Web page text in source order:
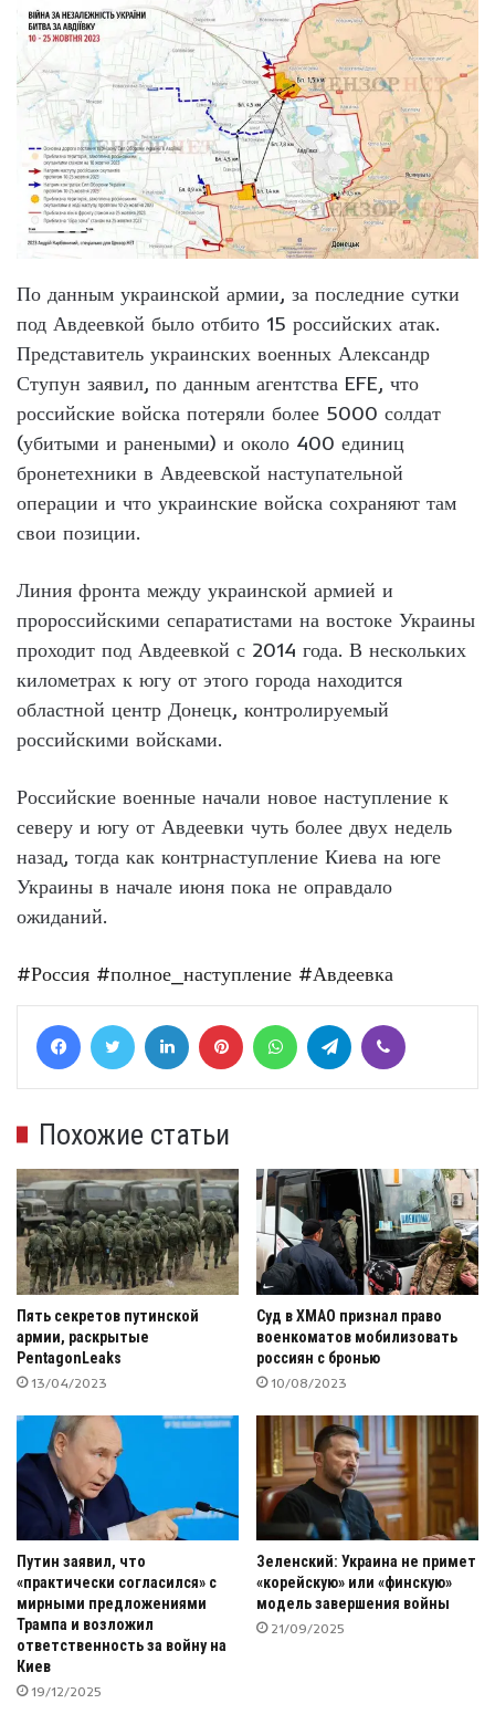
По данным украинской армии, за последние сутки
под Авдеевкой было отбито 15 российских атак.
Представитель украинских военных Александр
Ступун заявил, по данным агентства EFE, что
российские войска потеряли более 5000 солдат
(убитыми и ранеными) и около 400 единиц
бронетехники в Авдеевской наступательной
операции и что украинские войска сохраняют там
свои позиции.
Линия фронта между украинской армией и
пророссийскими сепаратистами на востоке Украины
проходит под Авдеевкой с 2014 года. В нескольких
километрах к югу от этого города находится
областной центр Донецк, контролируемый
российскими войсками.
Российские военные начали новое наступление к
северу и югу от Авдеевки чуть более двух недель
назад, тогда как контрнаступление Киева на юге
Украины в начале июня пока не оправдало
ожиданий.
#Россия #полное_наступление #Авдеевка
FacebookTwitter LinkedIn Pinterest WhatsAppTelegram
Похожие статьи
Пять секретов путинской
армии, раскрытые
PentagonLeaks
13/04/2023
Суд в ХМАО признал право
военкоматов мобилизовать
россиян с бронью
10/08/2023
Путин заявил, что
«практически согласился» с
мирными предложениями
Трампа и возложил
ответственность за войну на
Киев
19/12/2025
Зеленский: Украина не примет
«корейскую» или «финскую»
модель завершения войны
21/09/2025